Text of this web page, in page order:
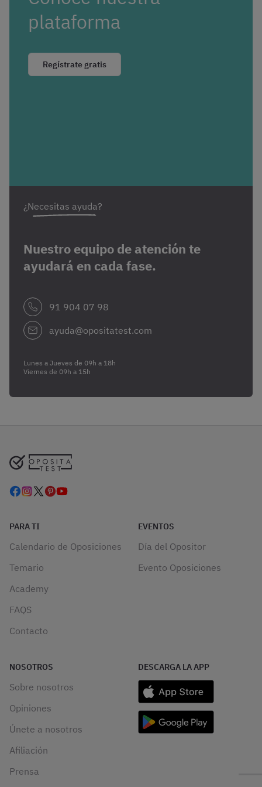
plataforma
Regístrate gratis
¿Necesitas ayuda?
Nuestro equipo de atención te
ayudará en cada fase.
91 904 07 98
ayuda@opositatest.com
Lunes a Jueves de 09h a 18h
Viernes de 09h a 15h